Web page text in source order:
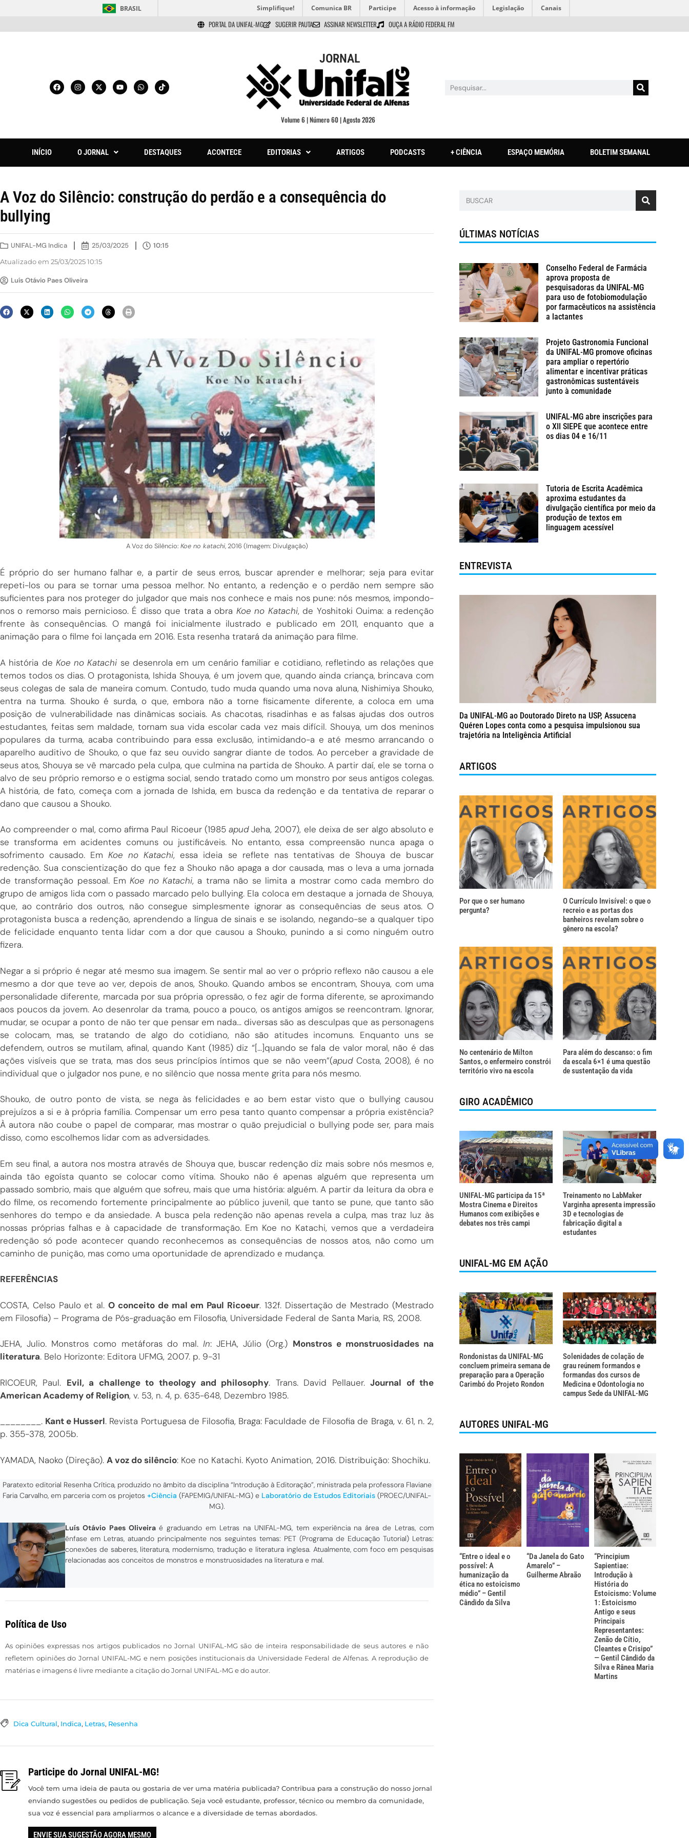
BRASIL Simplifique! Comunica BR Participe Acesso à informação Legislação Canais
PORTAL DA UNIFAL-MG SUGERIR PAUTA ASSINAR NEWSLETTER OUÇA A RÁDIO FEDERAL FM
JORNAL
Volume 6 | Número 60 | Agosto 2026
INÍCIO O JORNAL DESTAQUES ACONTECE EDITORIAS ARTIGOS PODCASTS + CIÊNCIA ESPAÇO MEMÓRIA BOLETIM SEMANAL
A Voz do Silêncio: construção do perdão e a consequência do
bullying
UNIFAL-MG Indica 25/03/2025 10:15
Atualizado em 25/03/2025 10:15
Luís Otávio Paes Oliveira
A Voz do Silêncio: Koe no katachi, 2016 (Imagem: Divulgação)
É próprio do ser humano falhar e, a partir de seus erros, buscar aprender e melhorar; seja para evitar
repeti-los ou para se tornar uma pessoa melhor. No entanto, a redenção e o perdão nem sempre são
suficientes para nos proteger do julgador que mais nos conhece e mais nos pune: nós mesmos, impondo-
nos o remorso mais pernicioso. É disso que trata a obra Koe no Katachi, de Yoshitoki Ouima: a redenção
frente às consequências. O mangá foi inicialmente ilustrado e publicado em 2011, enquanto que a
animação para o filme foi lançada em 2016. Esta resenha tratará da animação para filme.
A história de Koe no Katachi se desenrola em um cenário familiar e cotidiano, refletindo as relações que
temos todos os dias. O protagonista, Ishida Shouya, é um jovem que, quando ainda criança, brincava com
seus colegas de sala de maneira comum. Contudo, tudo muda quando uma nova aluna, Nishimiya Shouko,
entra na turma. Shouko é surda, o que, embora não a torne fisicamente diferente, a coloca em uma
posição de vulnerabilidade nas dinâmicas sociais. As chacotas, risadinhas e as falsas ajudas dos outros
estudantes, feitas sem maldade, tornam sua vida escolar cada vez mais difícil. Shouya, um dos meninos
populares da turma, acaba contribuindo para essa exclusão, intimidando-a e até mesmo arrancando o
aparelho auditivo de Shouko, o que faz seu ouvido sangrar diante de todos. Ao perceber a gravidade de
seus atos, Shouya se vê marcado pela culpa, que culmina na partida de Shouko. A partir daí, ele se torna o
alvo de seu próprio remorso e o estigma social, sendo tratado como um monstro por seus antigos colegas.
A história, de fato, começa com a jornada de Ishida, em busca da redenção e da tentativa de reparar o
dano que causou a Shouko.
Ao compreender o mal, como afirma Paul Ricoeur (1985 apudJeha, 2007), ele deixa de ser algo absoluto e
se transforma em acidentes comuns ou justificáveis. No entanto, essa compreensão nunca apaga o
sofrimento causado. Em Koe no Katachi, essa ideia se reflete nas tentativas de Shouya de buscar
redenção. Sua conscientização do que fez a Shouko não apaga a dor causada, mas o leva a uma jornada
de transformação pessoal. EmKoe no Katachi, a trama não se limita a mostrar como cada membro do
grupo de amigos lida com o passado marcado pelo bullying. Ela coloca em destaque a jornada de Shouya,
que, ao contrário dos outros, não consegue simplesmente ignorar as consequências de seus atos. O
protagonista busca a redenção, aprendendo a língua de sinais e se isolando, negando-se a qualquer tipo
de felicidade enquanto tenta lidar com a dor que causou a Shouko, punindo a si como ninguém outro
fizera.
Negar a si próprio é negar até mesmo sua imagem. Se sentir mal ao ver o próprio reflexo não causou a ele
mesmo a dor que teve ao ver, depois de anos, Shouko. Quando ambos se encontram, Shouya, com uma
personalidade diferente, marcada por sua própria opressão, o fez agir de forma diferente, se aproximando
aos poucos da jovem. Ao desenrolar da trama, pouco a pouco, os antigos amigos se reencontram. Ignorar,
mudar, se ocupar a ponto de não ter que pensar em nada… diversas são as desculpas que as personagens
se colocam, mas, se tratando de algo do cotidiano, não são atitudes incomuns. Enquanto uns se
defendem, outros se mutilam, afinal, quando Kant (1985) diz “[…]quando se fala de valor moral, não é das
ações visíveis que se trata, mas dos seus princípios íntimos que se não veem”(apudCosta, 2008), é no
individual que o julgador nos pune, e no silêncio que nossa mente grita para nós mesmo.
Shouko, de outro ponto de vista, se nega às felicidades e ao bem estar visto que o bullying causou
prejuízos a si e à própria família. Compensar um erro pesa tanto quanto compensar a própria existência?
À autora não coube o papel de comparar, mas mostrar o quão prejudicial o bullying pode ser, para mais
disso, como escolhemos lidar com as adversidades.
Em seu final, a autora nos mostra através de Shouya que, buscar redenção diz mais sobre nós mesmos e,
ainda tão egoísta quanto se colocar como vítima. Shouko não é apenas alguém que representa um
passado sombrio, mais que alguém que sofreu, mais que uma história: alguém. A partir da leitura da obra e
do filme, os recomendo fortemente principalmente ao público juvenil, que tanto se pune, que tanto são
senhores do tempo e da ansiedade. A busca pela redenção não apenas revela a culpa, mas traz luz às
nossas próprias falhas e à capacidade de transformação. Em Koe no Katachi, vemos que a verdadeira
redenção só pode acontecer quando reconhecemos as consequências de nossos atos, não como um
caminho de punição, mas como uma oportunidade de aprendizado e mudança.
REFERÊNCIAS
COSTA, Celso Paulo et al.O conceito de mal em Paul Ricoeur. 132f. Dissertação de Mestrado (Mestrado
em Filosofia) – Programa de Pós-graduação em Filosofia, Universidade Federal de Santa Maria, RS, 2008.
JEHA, Julio. Monstros como metáforas do mal.In: JEHA, Júlio (Org.) Monstros e monstruosidades na
literatura. Belo Horizonte: Editora UFMG, 2007. p. 9-31
RICOEUR, Paul. Evil, a challenge to theology and philosophy. Trans. David Pellauer.Journal of the
American Academy of Religion, v. 53, n. 4, p. 635-648, Dezembro 1985.
________. Kant e Husserl. Revista Portuguesa de Filosofia, Braga: Faculdade de Filosofia de Braga, v. 61, n. 2,
p. 355-378, 2005b.
YAMADA, Naoko (Direção). A voz do silêncio: Koe no Katachi. Kyoto Animation, 2016. Distribuição: Shochiku.
Paratexto editorial Resenha Crítica, produzido no âmbito da disciplina “Introdução à Editoração”, ministrada pela professora Flaviane
Faria Carvalho, em parceria com os projetos +Ciência (FAPEMIG/UNIFAL-MG) e Laboratório de Estudos Editoriais (PROEC/UNIFAL-
MG).
Luís Otávio Paes Oliveiraé graduando em Letras na UNIFAL-MG, tem experiência na área de Letras, com
ênfase em Letras, atuando principalmente nos seguintes temas: PET (Programa de Educação Tutorial) Letras:
conexões de saberes, literatura, modernismo, tradução e literatura inglesa. Atualmente, com foco em pesquisas
relacionadas aos conceitos de monstros e monstruosidades na literatura e mal.
Política de Uso
As opiniões expressas nos artigos publicados no Jornal UNIFAL-MG são de inteira responsabilidade de seus autores e não
refletem opiniões do Jornal UNIFAL-MG e nem posições institucionais da Universidade Federal de Alfenas. A reprodução de
matérias e imagens é livre mediante a citação do Jornal UNIFAL-MG e do autor.
Dica Cultural, Indica, Letras, Resenha
Participe do Jornal UNIFAL-MG!
Você tem uma ideia de pauta ou gostaria de ver uma matéria publicada? Contribua para a construção do nosso jornal
enviando sugestões ou pedidos de publicação. Seja você estudante, professor, técnico ou membro da comunidade,
sua voz é essencial para ampliarmos o alcance e a diversidade de temas abordados.
ENVIE SUA SUGESTÃO AGORA MESMO
ÚLTIMAS NOTÍCIAS
Conselho Federal de Farmácia
aprova proposta de
pesquisadoras da UNIFAL-MG
para uso de fotobiomodulação
por farmacêuticos na assistência
a lactantes
Projeto Gastronomia Funcional
da UNIFAL-MG promove oficinas
para ampliar o repertório
alimentar e incentivar práticas
gastronômicas sustentáveis
junto à comunidade
UNIFAL-MG abre inscrições para
o XII SIEPE que acontece entre
os dias 04 e 16/11
Tutoria de Escrita Acadêmica
aproxima estudantes da
divulgação científica por meio da
produção de textos em
linguagem acessível
ENTREVISTA
Da UNIFAL-MG ao Doutorado Direto na USP, Assucena
Quéren Lopes conta como a pesquisa impulsionou sua
trajetória na Inteligência Artificial
ARTIGOS
Por que o ser humano
pergunta?
O Currículo Invisível: o que o
recreio e as portas dos
banheiros revelam sobre o
gênero na escola?
No centenário de Milton
Santos, o enfermeiro constrói
território vivo na escola
Para além do descanso: o fim
da escala 6×1 é uma questão
de sustentação da vida
GIRO ACADÊMICO
UNIFAL-MG participa da 15ª
Mostra Cinema e Direitos
Humanos com exibições e
debates nos três campi
Treinamento no LabMaker
Varginha apresenta impressão
3D e tecnologias de
fabricação digital a
estudantes
UNIFAL-MG EM AÇÃO
Rondonistas da UNIFAL-MG
concluem primeira semana de
preparação para a Operação
Carimbó do Projeto Rondon
Solenidades de colação de
grau reúnem formandos e
formandas dos cursos de
Medicina e Odontologia no
campus Sede da UNIFAL-MG
AUTORES UNIFAL-MG
“Entre o ideal e o
possível: A
humanização da
ética no estoicismo
médio” – Gentil
Cândido da Silva
“Da Janela do Gato
Amarelo” –
Guilherme Abraão
“Principium
Sapientiae:
Introdução à
História do
Estoicismo: Volume
1: Estoicismo
Antigo e seus
Principais
Representantes:
Zenão de Cítio,
Cleantes e Crisipo”
— Gentil Cândido da
Silva e Rânea Maria
Martins